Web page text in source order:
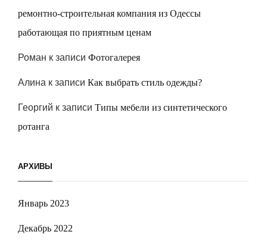
ремонтно-строительная компания из Одессы
работающая по приятным ценам
Роман к записи Фотогалерея
Алина к записи Как выбрать стиль одежды?
Георгий к записи Типы мебели из синтетического
ротанга
АРХИВЫ
Январь 2023
Декабрь 2022